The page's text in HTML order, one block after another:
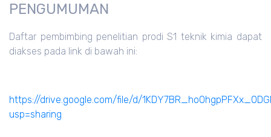
PENGUMUMAN
Daftar pembimbing penelitian prodi S1 teknik kimia dapat
diakses pada link di bawah ini:
https://drive.google.com/file/d/
usp=sharing